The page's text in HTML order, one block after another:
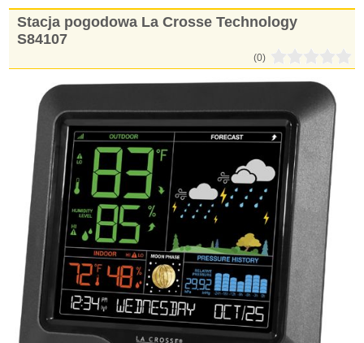
Stacja pogodowa La Crosse Technology
S84107
(0)